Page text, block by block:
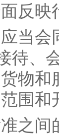
反映
会
待、
物
围和
间